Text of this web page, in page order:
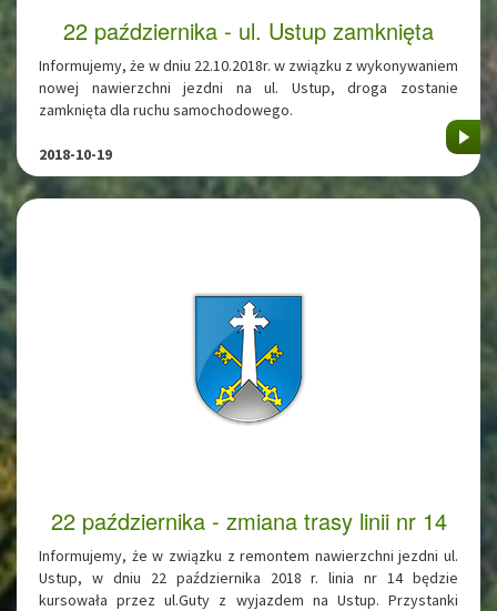
22 października - ul. Ustup zamknięta
Informujemy, że w dniu 22.10.2018r. w związku z wykonywaniem
nowej nawierzchni jezdni na ul. Ustup, droga zostanie
zamknięta dla ruchu samochodowego.
2018-10-19
22 października - zmiana trasy linii nr 14
Informujemy, że w związku z remontem nawierzchni jezdni ul.
Ustup, w dniu 22 października 2018 r. linia nr 14 będzie
kursowała przez ul.Guty z wyjazdem na Ustup. Przystanki